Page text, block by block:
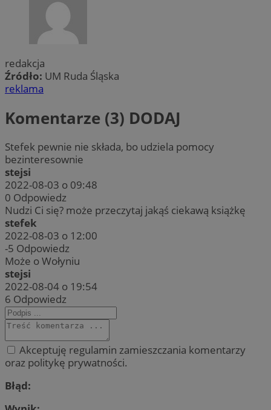
redakcja
Źródło: UM Ruda Śląska
reklama
Komentarze (3) DODAJ
Stefek pewnie nie składa, bo udziela pomocy
bezinteresownie
stejsi
2022-08-03 o 09:48
0 Odpowiedz
Nudzi Ci się? może przeczytaj jakąś ciekawą książkę
stefek
2022-08-03 o 12:00
-5 Odpowiedz
Może o Wołyniu
stejsi
2022-08-04 o 19:54
6 Odpowiedz
Akceptuję regulamin zamieszczania komentarzy
oraz politykę prywatności.
Błąd: